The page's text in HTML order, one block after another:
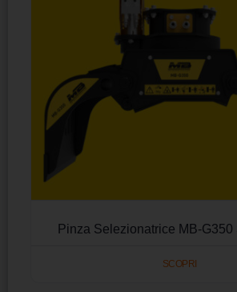
Pinza Selezionatrice MB-G350
SCOPRI